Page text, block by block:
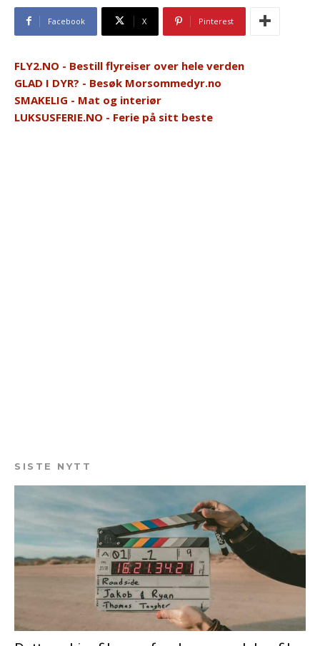
Facebook X Pinterest
FLY2.NO - Bestill flyreiser over hele verden
GLAD I DYR? - Besøk Morsommedyr.no
SMAKELIG - Mat og interiør
LUKSUSFERIE.NO - Ferie på sitt beste
SISTE NYTT